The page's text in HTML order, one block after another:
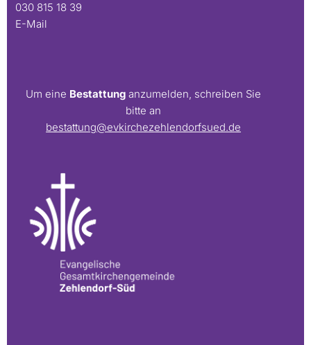
030 815 18 39
E-Mail
Um eine Bestattung anzumelden, schreiben Sie
bitte an
bestattung@evkirchezehlendorfsued.de